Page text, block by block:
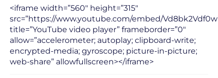
<iframe width=”560″ height=”315″
src=”https://www.youtube.com/embed/
title=”YouTube video player” frameborder=”0″
allow=”accelerometer; autoplay; clipboard-write;
encrypted-media; gyroscope; picture-in-picture;
web-share” allowfullscreen></iframe>